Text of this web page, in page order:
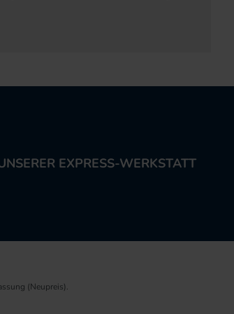
EXPRESS-WERKSTATT
(Neupreis).